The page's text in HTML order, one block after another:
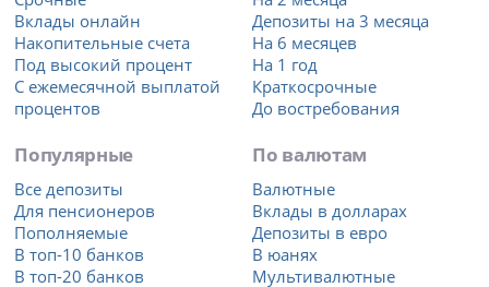
Вклады онлайн
Накопительные счета
Под высокий процент
С ежемесячной выплатой
процентов
Популярные
Все депозиты
Для пенсионеров
Пополняемые
В топ-10 банков
В топ-20 банков
Депозиты на 3 месяца
На 6 месяцев
На 1 год
Краткосрочные
До востребования
По валютам
Валютные
Вклады в долларах
Депозиты в евро
В юанях
Мультивалютные